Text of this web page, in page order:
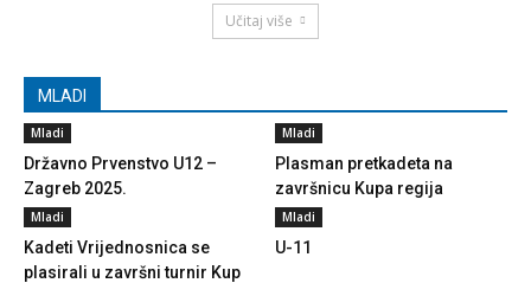
Učitaj više
MLADI
Mladi
Državno Prvenstvo U12 –
Zagreb 2025.
Mladi
Plasman pretkadeta na
završnicu Kupa regija
Mladi
Kadeti Vrijednosnica se
plasirali u završni turnir Kup
Mladi
U-11